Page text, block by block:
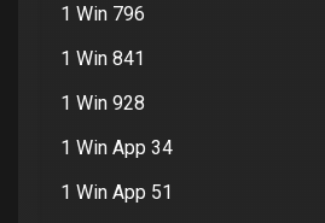
1 Win 796
1 Win 841
1 Win 928
1 Win App 34
1 Win App 51